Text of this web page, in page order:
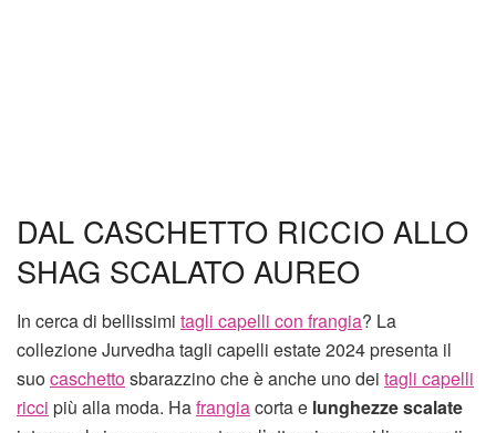
DAL CASCHETTO RICCIO ALLO
SHAG SCALATO AUREO
In cerca di bellissimi tagli capelli con frangia? La
collezione Jurvedha tagli capelli estate 2024 presenta il
suocaschettosbarazzino che è anche uno dei tagli capelli
ricci più alla moda. Hafrangiacorta e lunghezze scalate